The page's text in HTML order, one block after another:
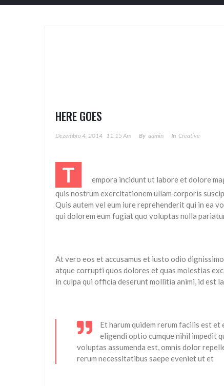
HERE GOES
Dezembro 4, 2014 11:15 Am By Admin In Creative
T
empora incidunt ut labore et dolore
quis nostrum exercitationem ullam corporis
Quis autem vel eum iure reprehenderit qui in ea
qui dolorem eum fugiat quo voluptas nulla
At vero eos et accusamus et iusto odio
atque corrupti quos dolores et quas molestias
in culpa qui officia deserunt mollitia animi, id est
Et harum quidem rerum facilis est
eligendi optio cumque nihil impedit
voluptas assumenda est, omnis dolor
rerum necessitatibus saepe eveniet ut et